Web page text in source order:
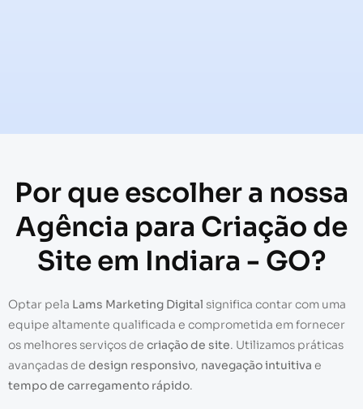
Por que escolher a nossa
Agência para Criação de
Site em Indiara - GO?
Optar pela Lams Marketing Digital significa contar com uma
equipe altamente qualificada e comprometida em fornecer
os melhores serviços de criação de site. Utilizamos práticas
avançadas de design responsivo, navegação intuitiva e
tempo de carregamento rápido.